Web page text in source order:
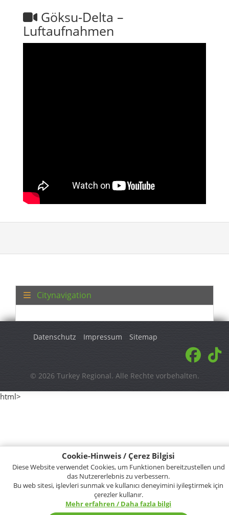
Cookie-Hinweis / Çerez Bilgisi
Diese Website verwendet Cookies, um Funktionen bereitzustellen und
das Nutzererlebnis zu verbessern.
Bu web sitesi, işlevleri sunmak ve kullanıcı deneyimini iyileştirmek için
çerezler kullanır.
Mehr erfahren / Daha fazla bilgi
Göksu-Delta –
Luftaufnahmen
Citynavigation
Datenschutz Impressum Sitemap
© 2026 Turkey Regional. Alle Rechte vorbehalten.
html>